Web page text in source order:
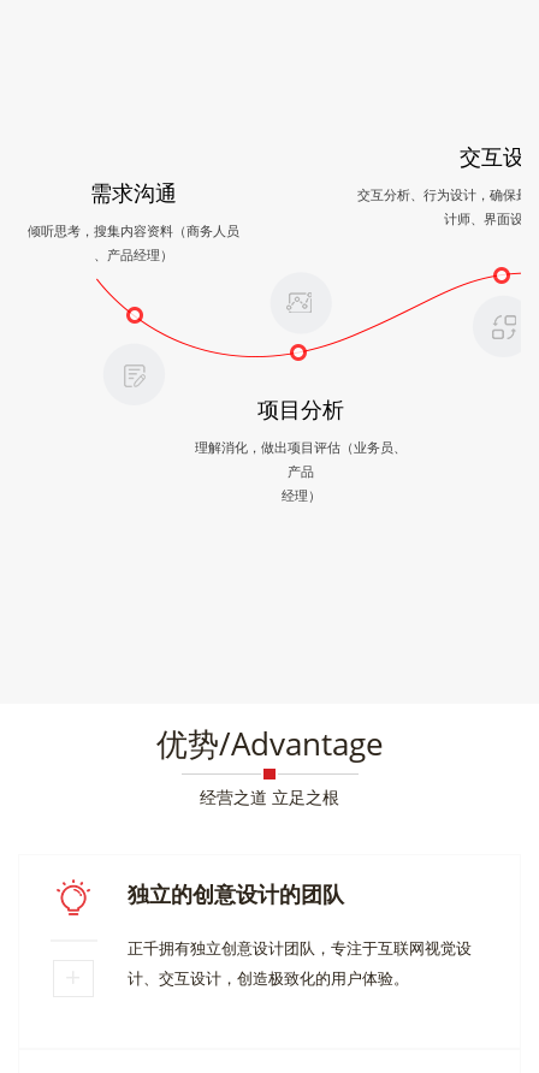
需求沟通
倾听思考，搜集内容资料（商务人员
、产品经理）
项目分析
理解消化，做出项目评估（业务员、
产品
经理）
交互设
交互分析、行为设计，确保最
计师、界面设
优势/Advantage
经营之道 立足之根
独立的创意设计的团队
正千拥有独立创意设计团队，专注于互联网视觉设
计、交互设计，创造极致化的用户体验。